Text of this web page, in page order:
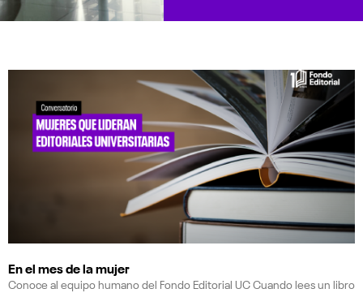
En el mes de la mujer
Conoce al equipo humano del Fondo Editorial UC Cuando lees un libro